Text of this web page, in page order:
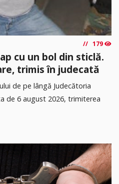
179
cu un bol din sticlă.
trimis în judecată
de pe lângă Judecătoria
de 6 august 2026, trimiterea